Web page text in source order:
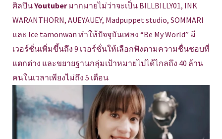
ศิลปินYoutuberมากมายไม่ว่าจะเป็น BILLBILLY01, INK
WARANTHORN, AUEYAUEY, Madpuppet studio, SOMMARI
และ Ice tamonwan ทำให้ปัจจุบันเพลง “Be My World” มี
เวอร์ชั่นเพิ่มขึ้นถึง 9 เวอร์ชั่นให้เลือกฟังตามความชื่นชอบที่
แตกต่าง และขยายฐานกลุ่มเป้าหมายไปได้ไกลถึง 40 ล้าน
คนในเวลาเพียงไม่ถึง 5 เดือน